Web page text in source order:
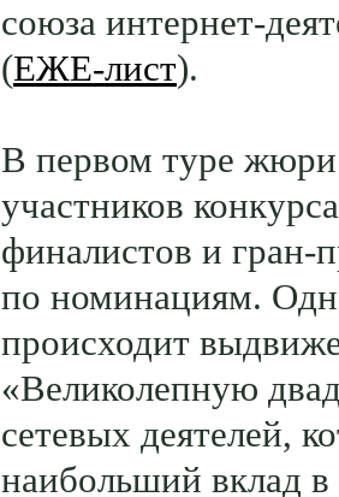
союза интернет-
(ЕЖЕ-лист).
В первом туре
участников
финалистов и гран-
по номинациям.
происходит
«Великолепную
сетевых деятелей,
наибольший вклад в